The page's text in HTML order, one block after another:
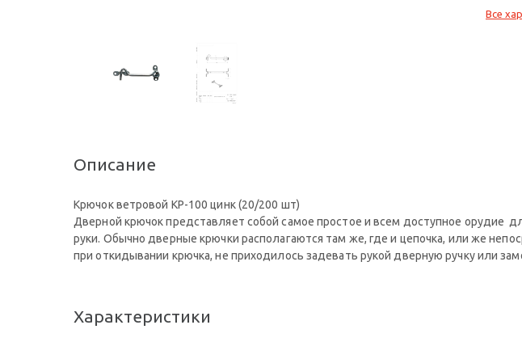
Все
Описание
Крючок ветровой КР-100 цинк (20/200 шт)
Дверной крючок представляет собой самое простое и всем доступное
руки. Обычно дверные крючки располагаются там же, где и цепочка, или же
при откидывании крючка, не приходилось задевать рукой дверную ручку или
Характеристики